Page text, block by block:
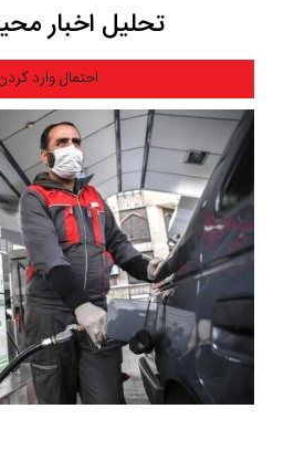
تحلیل اخبار
احتمال وارد